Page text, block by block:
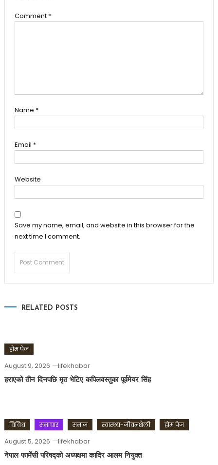
Comment *
Name *
Email *
Website
Save my name, email, and website in this browser for the
next time I comment.
RELATED POSTS
होम पेज
August 9, 2026 lifekhabar
हराएको तीन दिनपछि मृत भेटिए कपिलवस्तुका पूर्वमेयर सिंह
विविध समाचार समाज स्वास्थ्य-जीवनशैली होम पेज
August 5, 2026 lifekhabar
नेपाल फार्मेसी परिषद्को अध्यक्षमा कादिर आलम नियुक्त